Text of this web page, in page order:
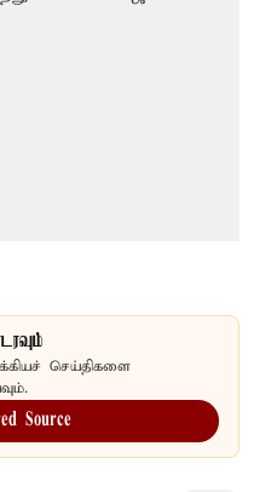
செய்திகளை
Source